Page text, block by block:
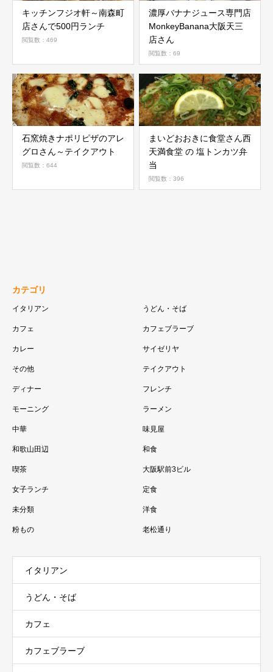
キッチンフジオ軒～南森町
店さんで500円ランチ
閲覧数：469
濃厚バナナジュース専門店
MonkeyBanana大阪天三
店さん
閲覧数：69
石窯焼きナポリピザのアレ
グロさん～テイクアウト
閲覧数：644
まいどおおきに食堂さん西
天満食堂 の 塩トンカツ弁
当
閲覧数：396
カテゴリ
イタリアン うどん・そば
カフェ カフェブラーブ
カレー サイゼリヤ
その他 テイクアウト
ディナー フレンチ
モーニング ラーメン
中華 味見屋
和歌山田辺 和食
喫茶 大阪駅前3ビル
女子ランチ 定食
未分類 洋食
粉もの 老松通り
イタリアン
うどん・そば
カフェ
カフェブラーブ